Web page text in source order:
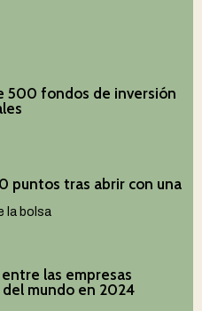
500 fondos de inversión
puntos tras abrir con una
la bolsa
las empresas
mundo en 2024